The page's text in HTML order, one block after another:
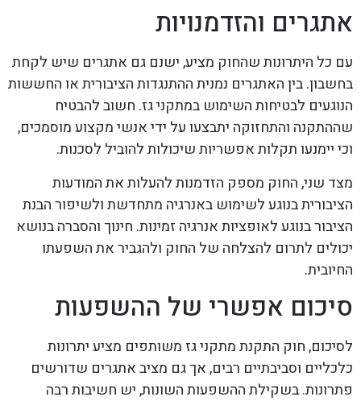
אתגרים והזדמנויות
עם כל היתרונות שהחוק מציע, ישנם גם אתגרים שיש לקחת
בחשבון. בין האתגרים נמנית ההתנגדות הציבורית או החששות
הנוגעים לבטיחות השימוש במתקני גז. חשוב להבטיח
שההתקנה והתחזוקה יתבצעו על ידי אנשי מקצוע מוסמכים,
וכי יימנעו תקלות אפשריות שיכולות להוביל לסכנות.
מצד שני, החוק מספק הזדמנות להעלות את המודעות
הציבורית בנוגע לשימוש באנרגיה מתחדשת ולשיפור הבנת
הציבור בנוגע לאופציות אנרגיה זמינות. חינוך והסברה בנושא
יכולים לתרום להצלחה של החוק ולהגביר את השפעתו
החיובית.
סיכום אפשרי של ההשפעות
לסיכום, חוק התקנת מתקני גז משותפים מציע יתרונות
כלכליים וסביבתיים רבים, אך גם מציב אתגרים שדורשים
פתרונות. בשקילת ההשפעות השונות, יש חשיבות רבה